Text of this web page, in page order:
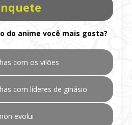
do anime você mais gosta?
com os vilões
com líderes de ginásio
evolui